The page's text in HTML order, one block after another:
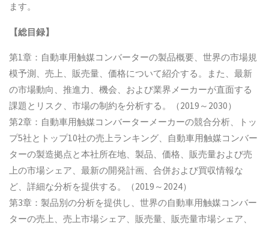
ます。
【総目録】
第1章：自動車用触媒コンバーターの製品概要、世界の市場規
模予測、売上、販売量、価格について紹介する。また、最新
の市場動向、推進力、機会、および業界メーカーが直面する
課題とリスク、市場の制約を分析する。（2019～2030）
第2章：自動車用触媒コンバーターメーカーの競合分析、トッ
プ5社とトップ10社の売上ランキング、自動車用触媒コンバー
ターの製造拠点と本社所在地、製品、価格、販売量および売
上の市場シェア、最新の開発計画、合併および買収情報な
ど、詳細な分析を提供する。（2019～2024）
第3章：製品別の分析を提供し、世界の自動車用触媒コンバー
ターの売上、売上市場シェア、販売量、販売量市場シェア、